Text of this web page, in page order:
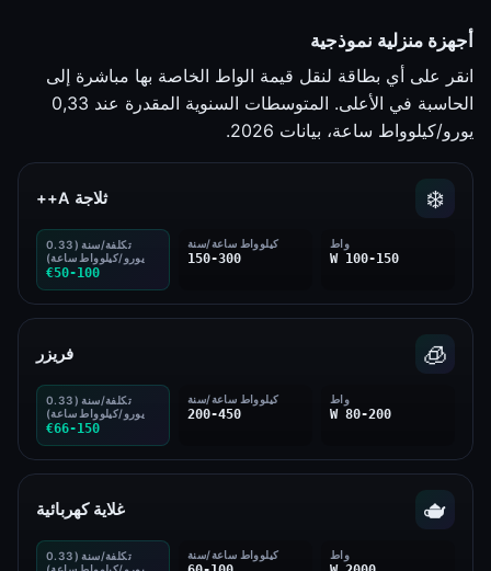
أجهزة منزلية نموذجية
انقر على أي بطاقة لنقل قيمة الواط الخاصة بها مباشرة إلى
الحاسبة في الأعلى. المتوسطات السنوية المقدرة عند 0,33
يورو/كيلوواط ساعة، بيانات 2026.
❄️ ثلاجة A++
واط
100-150 W
كيلوواط ساعة/سنة
150-300
تكلفة/سنة (0.33
يورو/كيلوواط ساعة)
€50-100
🧊 فريزر
واط
80-200 W
كيلوواط ساعة/سنة
200-450
تكلفة/سنة (0.33
يورو/كيلوواط ساعة)
€66-150
🫖 غلاية كهربائية
واط كيلوواط ساعة/سنة
تكلفة/سنة (0.33